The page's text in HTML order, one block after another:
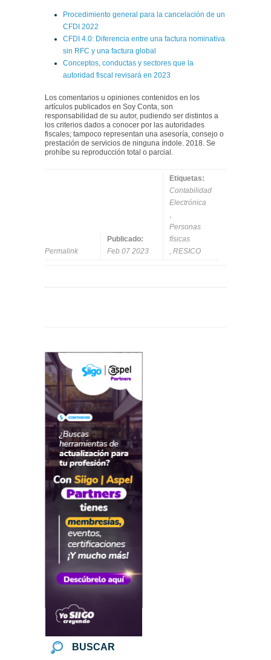
Procedimiento general para la cancelación de un
CFDI 2022
CFDI 4.0: Diferencia entre una factura nominativa
sin RFC y una factura global
Conceptos, conductas y sectores que la
autoridad fiscal revisará en 2023
Los comentarios u opiniones contenidos en los
artículos publicados en Soy Conta, son
responsabilidad de su autor, pudiendo ser distintos a
los criterios dados a conocer por las autoridades
fiscales; tampoco representan una asesoría, consejo o
prestación de servicios de ninguna índole. 2018. Se
prohíbe su reproducción total o parcial.
Permalink
Publicado:
Feb 07 2023
Etiquetas:
Contabilidad
Electrónica
Personas
físicas
RESICO
BUSCAR